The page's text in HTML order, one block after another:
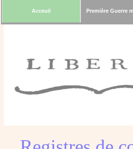
Acceuil Première Guerre